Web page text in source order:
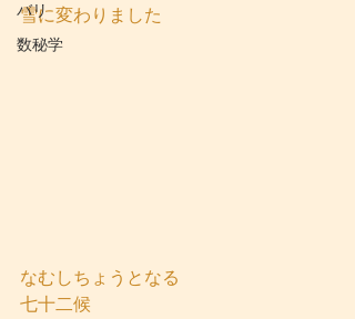
バリ
数秘学
雪に変わりました
なむしちょうとなる
七十二候